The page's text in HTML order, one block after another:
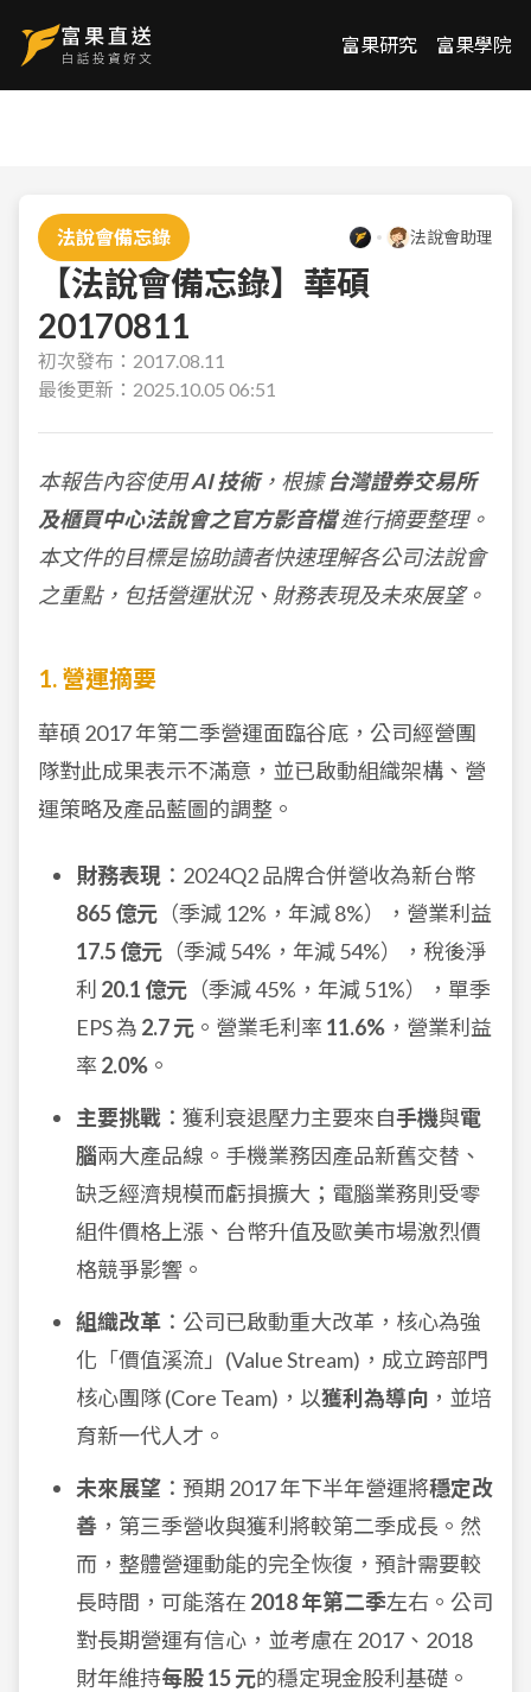
富果研究 富果學院
法說會備忘錄 法說會助理
【法說會備忘錄】華碩
20170811
初次發布： 2017.08.11
最後更新： 2025.10.05 06:51
本報告內容使用AI 技術，根據台灣證券交易所
及櫃買中心法說會之官方影音檔進行摘要整理。
本文件的目標是協助讀者快速理解各公司法說會
之重點，包括營運狀況、財務表現及未來展望。
1. 營運摘要
華碩 2017 年第二季營運面臨谷底，公司經營團
隊對此成果表示不滿意，並已啟動組織架構、營
運策略及產品藍圖的調整。
財務表現 ：2024Q2 品牌合併營收為新台幣
865 億元 （季減 12%，年減 8%），營業利益
17.5 億元 （季減 54%，年減 54%），稅後淨
利 20.1 億元 （季減 45%，年減 51%），單季
EPS 為 2.7 元 。營業毛利率 11.6% ，營業利益
率 2.0% 。
主要挑戰 ：獲利衰退壓力主要來自手機與電
腦兩大產品線。手機業務因產品新舊交替、
缺乏經濟規模而虧損擴大；電腦業務則受零
組件價格上漲、台幣升值及歐美市場激烈價
格競爭影響。
組織改革 ：公司已啟動重大改革，核心為強
化「價值溪流」(Value Stream)，成立跨部門
核心團隊 (Core Team)，以獲利為導向 ，並培
育新一代人才。
未來展望 ：預期 2017 年下半年營運將穩定改
善 ，第三季營收與獲利將較第二季成長。然
而，整體營運動能的完全恢復，預計需要較
長時間，可能落在 2018 年第二季左右。公司
對長期營運有信心，並考慮在 2017、2018
財年維持每股 15 元的穩定現金股利基礎。